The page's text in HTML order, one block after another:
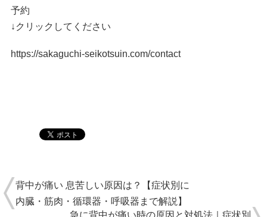
予約
↓クリックしてください
https://sakaguchi-seikotsuin.com/contact
背中が痛い 息苦しい原因は？【症状別に
内臓・筋肉・循環器・呼吸器まで解説】
急に背中が痛い時の原因と対処法｜症状別